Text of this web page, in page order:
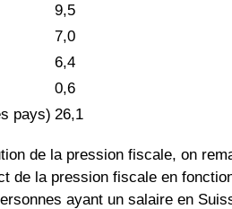
9,5
7,0
6,4
0,6
pays) 26,1
de la pression fiscale, on
de la pression fiscale en
ayant un salaire en